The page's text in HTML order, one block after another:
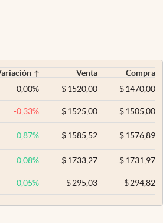
Venta
Compra
0,00% $ 1520,00 $1470,00
-0,33% $ 1525,00 $1505,00
0,87% $ 1585,52 $1576,89
0,08% $ 1733,27 $1731,97
0,05% $ 295,03 $294,82